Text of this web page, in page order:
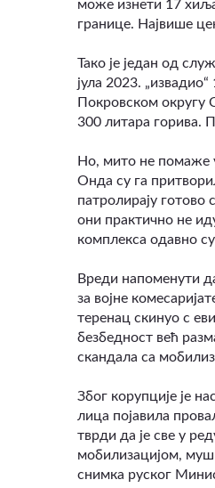
може изнети 17
границе. Највише
Тако је један од
јула 2023.
Покровском округу
300 литара горива.
Но, мито не помаже
Онда су га
патролирају готово
они практично не
комплекса одавно
Вреди напоменути
за војне
теренац скинуо с
безбедност већ
скандала са
Због корупције је
лица појавила
тврди да је све у
мобилизацијом,
снимка руског